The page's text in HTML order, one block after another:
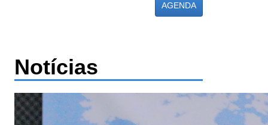
AGENDA
Notícias